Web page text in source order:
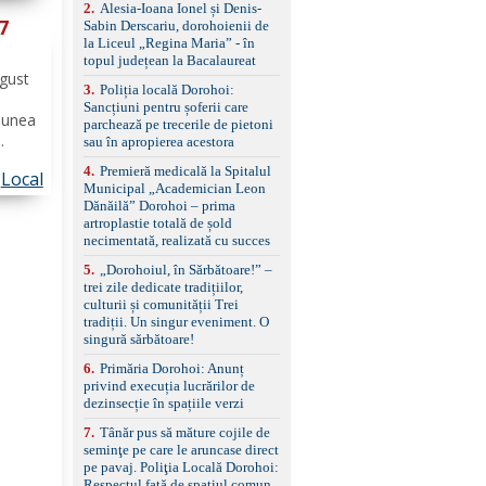
Local
schimbare bandă și
menținere bandă Faruri
bi-xenon adaptive cu
asistent fază lungă
automată , lumini de zi
LED, proiectoare ceață
LED, spălătoare faruri
față/spate, cameră
marșarier Keyless entry
& start, geamuri electrice
față/spate, oglinzi
electrice, încălzite și
rabatabile Sistem hands-
free, Bluetooth, USB
Sistem start/stop, frână
de parcare electrică,
anvelope vară runflat
filtru de particule,
standard Euro 6 Trapă
panoramică, geamuri
remorcare Bonus: -
Covorașe textile montate
pe mașină. -Ofer și un
2. Alesia-Ioana Ionel și Denis-
Sabin Derscariu, dorohoienii de
la Liceul „Regina Maria” - în
topul județean la Bacalaureat
3. Poliția locală Dorohoi:
Sancțiuni pentru șoferii care
parchează pe trecerile de pietoni
sau în apropierea acestora
4. Premieră medicală la Spitalul
Municipal „Academician Leon
Dănăilă” Dorohoi – prima
artroplastie totală de șold
necimentată, realizată cu succes
5.
„Dorohoiul, în Sărbătoare!” –
trei zile dedicate tradițiilor,
culturii și comunității Trei
tradiții. Un singur eveniment. O
singură sărbătoare!
6. Primăria Dorohoi: Anunț
privind execuția lucrărilor de
dezinsecție în spațiile verzi
7. Tânăr pus să măture cojile de
seminţe pe care le aruncase direct
pe pavaj. Poliţia Locală Dorohoi: